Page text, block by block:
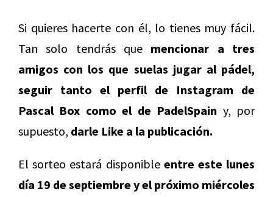
Si quieres hacerte con él, lo tienes muy fácil.
Tan solo tendrás que mencionar a tres
amigos con los que suelas jugar al pádel,
seguir tanto el perfil de Instagram de
Pascal Box como el de PadelSpain y, por
supuesto, darle Like a la publicación.
El sorteo estará disponible entre este lunes
día 19 de septiembre y el próximo miércoles